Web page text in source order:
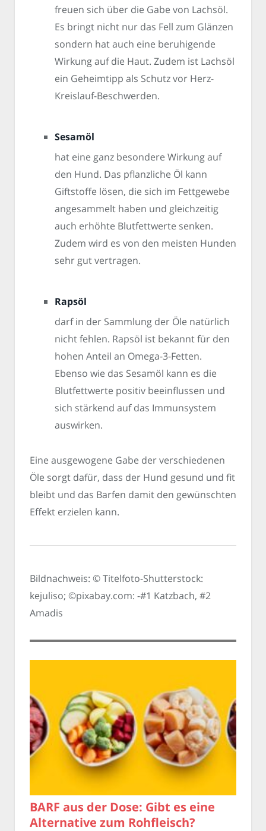
freuen sich über die Gabe von Lachsöl.
Es bringt nicht nur das Fell zum Glänzen
sondern hat auch eine beruhigende
Wirkung auf die Haut. Zudem ist Lachsöl
ein Geheimtipp als Schutz vor Herz-
Kreislauf-Beschwerden.
Sesamöl
hat eine ganz besondere Wirkung auf
den Hund. Das pflanzliche Öl kann
Giftstoffe lösen, die sich im Fettgewebe
angesammelt haben und gleichzeitig
auch erhöhte Blutfettwerte senken.
Zudem wird es von den meisten Hunden
sehr gut vertragen.
Rapsöl
darf in der Sammlung der Öle natürlich
nicht fehlen. Rapsöl ist bekannt für den
hohen Anteil an Omega-3-Fetten.
Ebenso wie das Sesamöl kann es die
Blutfettwerte positiv beeinflussen und
sich stärkend auf das Immunsystem
auswirken.
Eine ausgewogene Gabe der verschiedenen
Öle sorgt dafür, dass der Hund gesund und fit
bleibt und das Barfen damit den gewünschten
Effekt erzielen kann.
Bildnachweis: © Titelfoto-Shutterstock:
kejuliso; ©pixabay.com: -#1 Katzbach, #2
Amadis
BARF aus der Dose: Gibt es eine
Alternative zum Rohfleisch?